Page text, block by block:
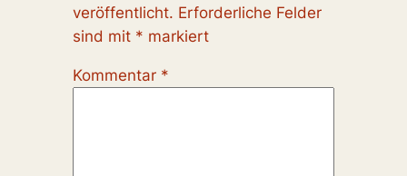
veröffentlicht. Erforderliche Felder
sind mit * markiert
Kommentar *